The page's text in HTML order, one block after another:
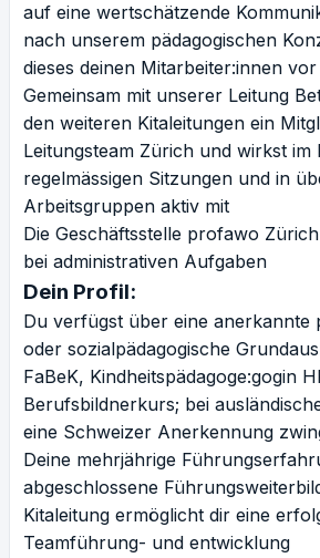
auf eine wertschätzende
nach unserem pädagogischen
dieses deinen Mitarbeiter:innen vor
Gemeinsam mit unserer Leitung
den weiteren Kitaleitungen ein
Leitungsteam Zürich und wirkst im
regelmässigen Sitzungen und in
Arbeitsgruppen aktiv mit
Die Geschäftsstelle profawo
bei administrativen Aufgaben
Dein Profil:
Du verfügst über eine anerkannte
oder sozialpädagogische
FaBeK, Kindheitspädagoge:gogin
Berufsbildnerkurs; bei
eine Schweizer Anerkennung
Deine mehrjährige
abgeschlossene
Kitaleitung ermöglicht dir eine
Teamführung- und entwicklung